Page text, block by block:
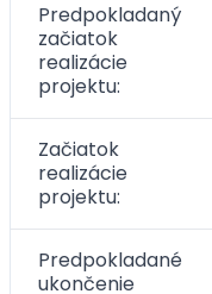
Predpokladaný
začiatok
realizácie
projektu:
Začiatok
realizácie
projektu:
Predpokladané
ukončenie